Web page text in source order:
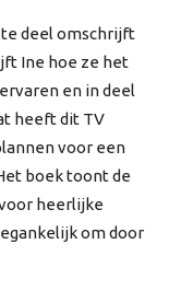
deel omschrijft
Ine hoe ze het
en in deel
heeft dit TV
voor een
boek toont de
heerlijke
om door